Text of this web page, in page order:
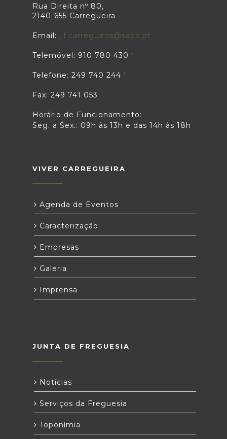
Rua Direita nº 80,
2140-655 Carregueira
Email: j.f.carregueira@sapo.pt
Telemóvel: 910 780 430
Telefone: 249 740 244
Fax: 249 741 053
Horário de Funcionamento:
Seg. a Sex.: 09h às 13h e das 14h às 18h
VIVER CARREGUEIRA
Agenda de Eventos
Caracterização
Empresas
Galeria
Imprensa
JUNTA DE FREGUESIA
Notícias
Serviços da Freguesia
Toponímia